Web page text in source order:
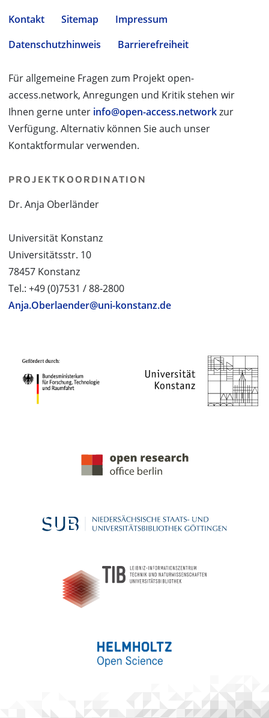
Kontakt Sitemap
Impressum
Datenschutzhinweis
Barrierefreiheit
Für allgemeine Fragen zum Projekt open-
access.network, Anregungen und Kritik stehen wir
Ihnen gerne unter info@open-access.networkzur
Verfügung. Alternativ können Sie auch unser
Kontaktformular verwenden.
PROJEKTKOORDINATION
Dr. Anja Oberländer
Universität Konstanz
Universitätsstr. 10
78457 Konstanz
Tel.: +49 (0)7531 / 88-2800
Anja.Oberlaender@uni-konstanz.de